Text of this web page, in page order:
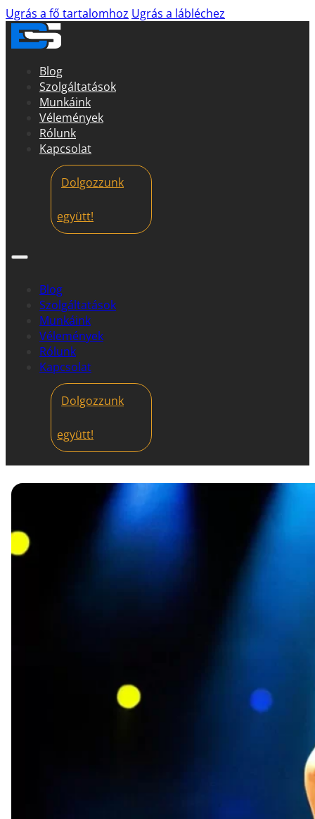
Ugrás a fő tartalomhoz Ugrás a lábléchez
Blog
Szolgáltatások
Munkáink
Vélemények
Rólunk
Kapcsolat
Dolgozzunk
együtt!
Blog
Szolgáltatások
Munkáink
Vélemények
Rólunk
Kapcsolat
Dolgozzunk
együtt!